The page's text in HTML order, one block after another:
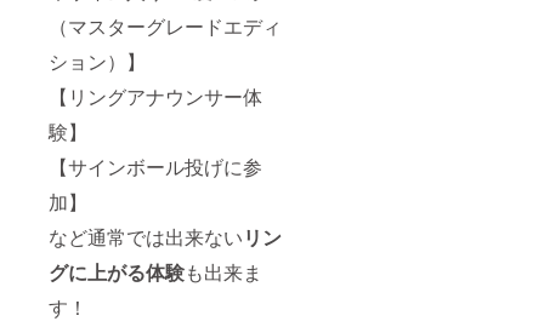
（マスターグレードエディ
ション）】
【リングアナウンサー体
験】
【サインボール投げに参
加】
など通常では出来ないリン
グに上がる体験も出来ま
す！